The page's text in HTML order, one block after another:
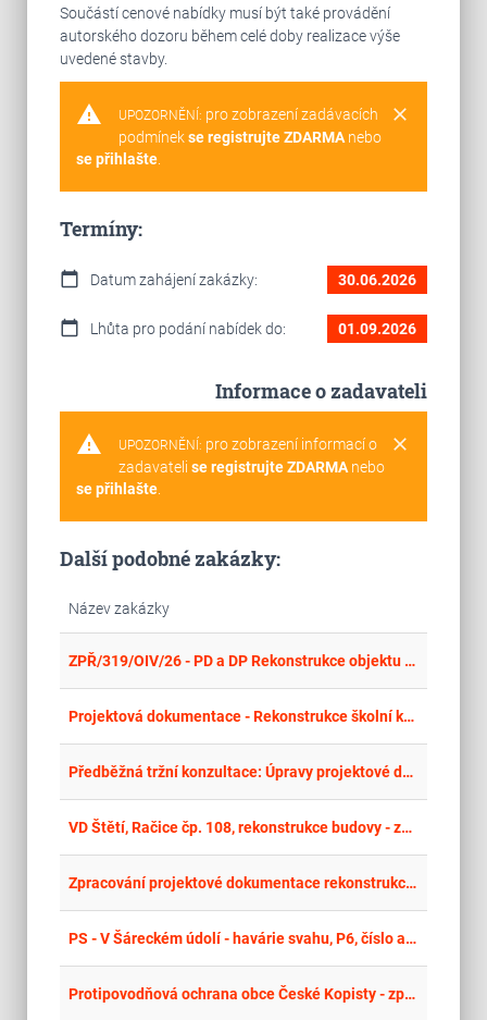
Součástí cenové nabídky musí být také provádění
autorského dozoru během celé doby realizace výše
uvedené stavby.
warning clear
UPOZORNĚNÍ: pro zobrazení zadávacích
podmínekse registrujte ZDARMAnebo
se přihlašte.
Termíny:
calendar_today Datum zahájení zakázky: 30.06.2026
calendar_today Lhůta pro podání nabídek do: 01.09.2026
Informace o zadavateli
warning clear
UPOZORNĚNÍ: pro zobrazení informací o
zadavateli se registrujte ZDARMAnebo
se přihlašte.
Další podobné zakázky:
Název zakázky
ZPŘ/319/OIV/26 - PD a DP Rekonstrukce objektu LUNA, 2. vyhlášení
Projektová dokumentace - Rekonstrukce školní kuchyně SOŠ a SOU Nymburk
Předběžná tržní konzultace: Úpravy projektové dokumentace související se zadáváním VZ na stavební práce – dělení dle profesí
VD Štětí, Račice čp. 108, rekonstrukce budovy - zpracování PD
Zpracování projektové dokumentace rekonstrukce Krytého plaveckého bazénu Neratovice - II. vyhlášení
PS - V Šáreckém údolí - havárie svahu, P6, číslo akce: 500039, Projektant
Protipovodňová ochrana obce České Kopisty - zpracování PD